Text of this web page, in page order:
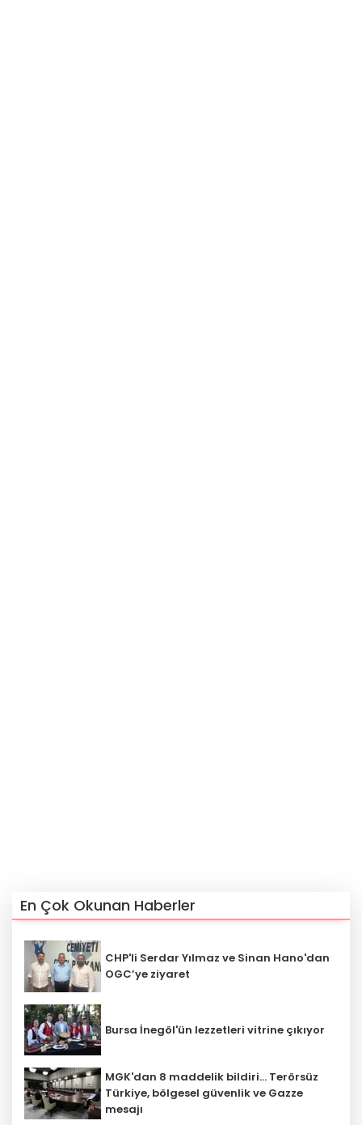
En Çok Okunan Haberler
CHP'li Serdar Yılmaz ve Sinan Hano'dan
OGC’ye ziyaret
Bursa İnegöl'ün lezzetleri vitrine çıkıyor
MGK'dan 8 maddelik bildiri... Terörsüz
Türkiye, bölgesel güvenlik ve Gazze
mesajı